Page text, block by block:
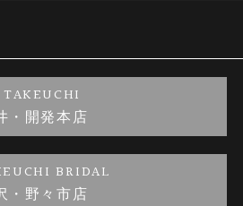
リング
指輪 and 婚約指輪
TAKEUCHI
・開発本店
BRIDAL
・野々市店